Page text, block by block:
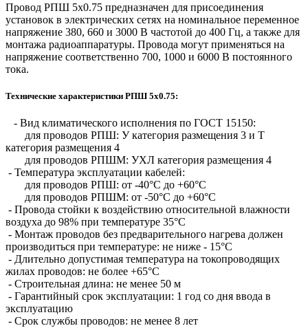
Провод РПШ 5х0.75 предназначен для присоединения
установок в электрических сетях на номинальное переменное
напряжение 380, 660 и 3000 В частотой до 400 Гц, а также для
монтажа радиоаппаратуры. Провода могут применяться на
напряжение соответственно 700, 1000 и 6000 В постоянного
тока.
Технические характеристики РПШ 5х0.75:
- Вид климатического исполнения по ГОСТ 15150:
для проводов РПШ: У категория размещения 3 и Т
категория размещения 4
для проводов РПШМ: УХЛ категория размещения 4
- Температура эксплуатации кабелей:
для проводов РПШ: от -40°С до +60°С
для проводов РПШМ: от -50°С до +60°С
- Провода стойки к воздействию относительной влажности
воздуха до 98% при температуре 35°С
- Монтаж проводов без предварительного нагрева должен
производиться при температуре: не ниже - 15°С
- Длительно допустимая температура на токопроводящих
жилах проводов: не более +65°С
- Строительная длина: не менее 50 м
- Гарантийный срок эксплуатации: 1 год со дня ввода в
эксплуатацию
- Срок службы проводов: не менее 8 лет